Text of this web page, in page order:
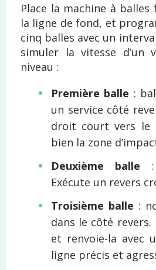
Place la machine à
la ligne de fond, et
cinq balles avec un
simuler la vitesse d’un
niveau :
Première balle :
un service côté
droit court vers le
bien la zone
Deuxième balle :
Exécute un revers
Troisième balle :
dans le côté
et renvoie-la avec
ligne précis et